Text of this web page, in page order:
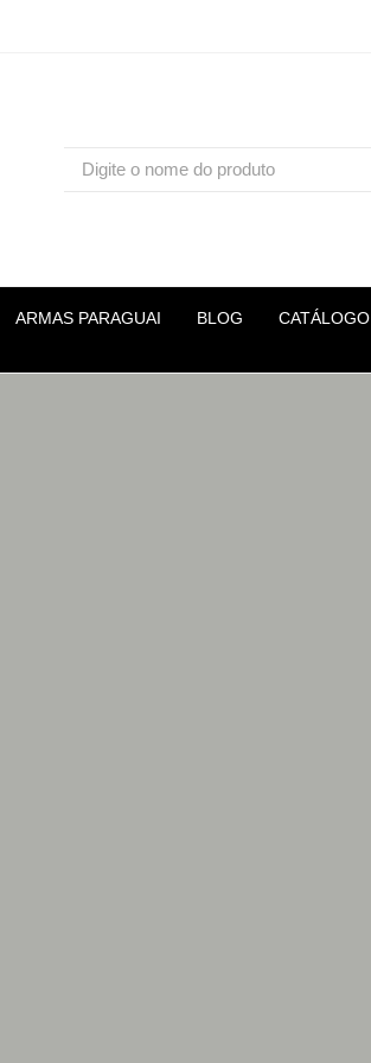
ARMAS PARAGUAI BLOG CATÁLOGO